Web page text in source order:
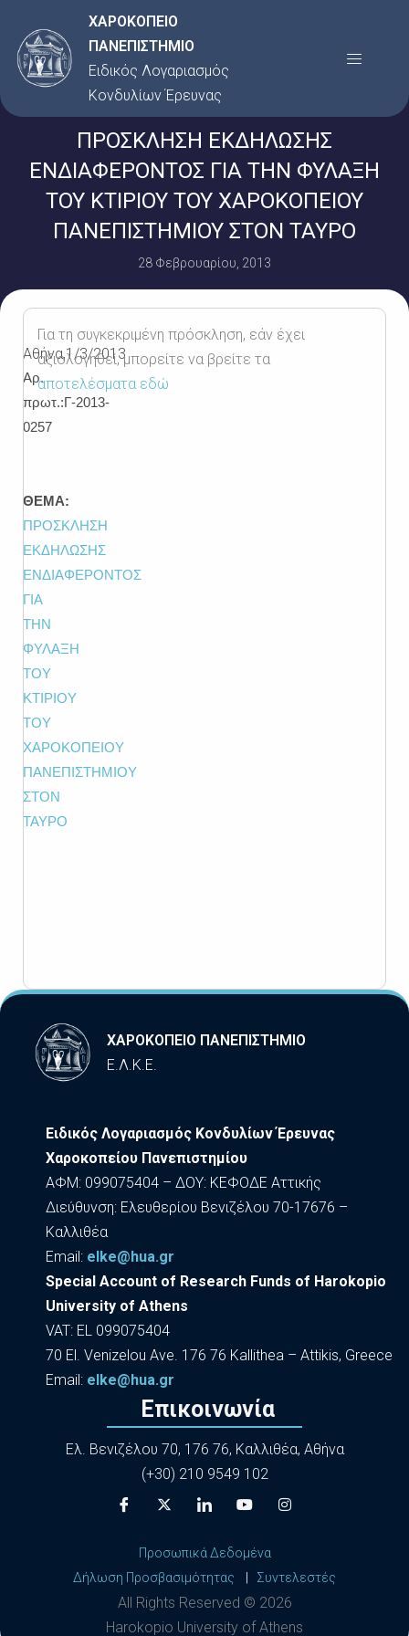
στο
περιεχόμενο
ΧΑΡΟΚΟΠΕΙΟ
ΠΑΝΕΠΙΣΤΗΜΙΟ
Ειδικός Λογαριασμός
Κονδυλίων Έρευνας
Menu
ΠΡΟΣΚΛΗΣΗ ΕΚΔΗΛΩΣΗΣ
ΕΝΔΙΑΦΕΡΟΝΤΟΣ ΓΙΑ ΤΗΝ ΦΥΛΑΞΗ
ΤΟΥ ΚΤΙΡΙΟΥ ΤΟΥ ΧΑΡΟΚΟΠΕΙΟΥ
ΠΑΝΕΠΙΣΤΗΜΙΟΥ ΣΤΟΝ ΤΑΥΡΟ
28 Φεβρουαρίου, 2013
Αθήνα,1/3/2013
Αρ.
πρωτ.:Γ-2013-
0257
ΘΕΜΑ:
ΠΡΟΣΚΛΗΣΗ
ΕΚΔΗΛΩΣΗΣ
ΕΝΔΙΑΦΕΡΟΝΤΟΣ
ΓΙΑ
ΤΗΝ
ΦΥΛΑΞΗ
ΤΟΥ
ΚΤΙΡΙΟΥ
ΤΟΥ
ΧΑΡΟΚΟΠΕΙΟΥ
ΠΑΝΕΠΙΣΤΗΜΙΟΥ
ΣΤΟΝ
ΤΑΥΡΟ
Για τη συγκεκριμένη πρόσκληση, εάν έχει
αξιολογηθεί, μπορείτε να βρείτε τα
αποτελέσματα εδώ
ΧΑΡΟΚΟΠΕΙΟ ΠΑΝΕΠΙΣΤΗΜΙΟ
Ε.Λ.Κ.Ε.
Ειδικός Λογαριασμός Κονδυλίων Έρευνας
Χαροκοπείου Πανεπιστημίου
ΑΦΜ: 099075404 – ΔΟΥ: ΚΕΦΟΔΕ Αττικής
Διεύθυνση: Ελευθερίου Βενιζέλου 70-17676 –
Καλλιθέα
Εmail: elke@hua.gr
Special Account of Research Funds of Harokopio
University of Athens
VAT: EL 099075404
70 El. Venizelou Ave. 176 76 Kallithea – Attikis, Greece
Εmail: elke@hua.gr
Επικοινωνία
Ελ. Βενιζέλου 70, 176 76, Καλλιθέα, Αθήνα
(+30) 210 9549 102
Προσωπικά Δεδομένα
Δήλωση Προσβασιμότητας
Συντελεστές
All Rights Reserved © 2026
Harokopio University of Athens